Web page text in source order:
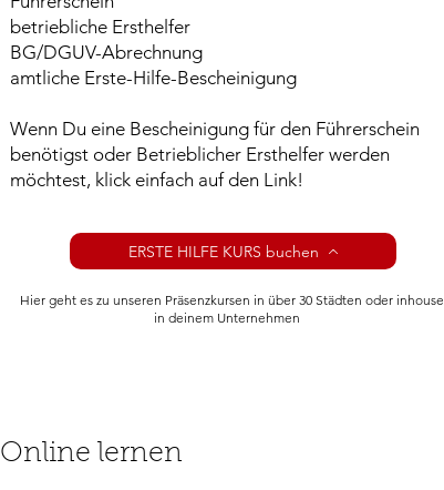
betriebliche Ersthelfer
BG/DGUV-Abrechnung
amtliche Erste-Hilfe-Bescheinigung
Wenn Du eine Bescheinigung für den Führerschein
benötigst oder Betrieblicher Ersthelfer werden
möchtest, klick einfach auf den Link!
ERSTE HILFE KURS buchen
Hier geht es zu unseren Präsenzkursen in über 30 Städten oder inhouse
in deinem Unternehmen
Online lernen